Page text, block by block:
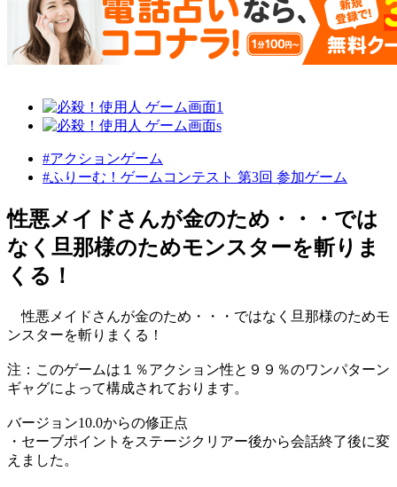
#アクションゲーム
#ふりーむ！ゲームコンテスト 第3回 参加ゲーム
性悪メイドさんが金のため・・・では
なく旦那様のためモンスターを斬りま
くる！
性悪メイドさんが金のため・・・ではなく旦那様のためモ
ンスターを斬りまくる！
注：このゲームは１％アクション性と９９％のワンパターン
ギャグによって構成されております。
バージョン10.0からの修正点
・セーブポイントをステージクリアー後から会話終了後に変
えました。